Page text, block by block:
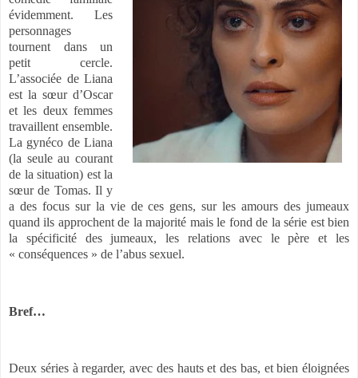
évidemment. Les
personnages
tournent dans un
petit cercle.
L’associée de Liana
est la sœur d’Oscar
et les deux femmes
travaillent ensemble.
La gynéco de Liana
(la seule au courant
de la situation) est la
sœur de Tomas. Il y
a des focus sur la vie de ces gens, sur les amours des jumeaux
quand ils approchent de la majorité mais le fond de la série est bien
la spécificité des jumeaux, les relations avec le père et les
« conséquences » de l’abus sexuel.
Bref…
Deux séries à regarder, avec des hauts et des bas, et bien éloignées